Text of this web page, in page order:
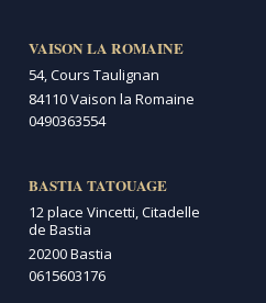
VAISON LA ROMAINE
54, Cours Taulignan
84110 Vaison la Romaine
0490363554
BASTIA TATOUAGE
12 place Vincetti, Citadelle
de Bastia
20200 Bastia
0615603176